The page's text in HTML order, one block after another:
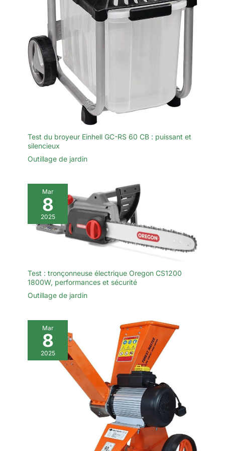
l'interrupteur du sécateur
à l'avance et régler le
aiguiser, 1 manuel d'utilisation et
1 mallette robuste. Son design
intuitif facilite l'utilisation par
tout le monde, des amateurs de
jardin aux viticulteurs en
passant par les jardiniers de
potager. Avec XIAZIR, chaque
taille sera plus rapide, propre et
beaucoup moins fatigante,
transformant l'entretien du
jardin en une expérience
agréable et motivante.
Test du broyeur Einhell GC-RS 60 CB : puissant et
silencieux
Outillage de jardin
Mar
8
2025
Test : tronçonneuse électrique Oregon CS1200
1800W, performances et sécurité
Outillage de jardin
Mar
8
2025